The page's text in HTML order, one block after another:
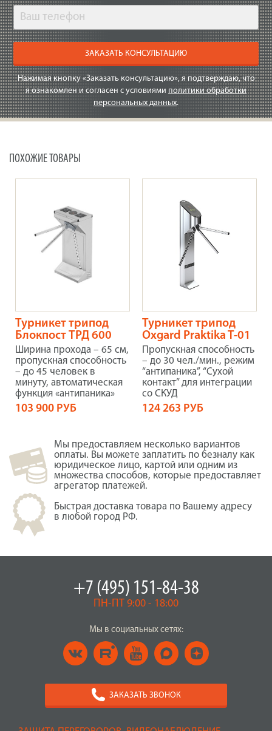
ЗАКАЗАТЬ КОНСУЛЬТАЦИЮ
Нажимая кнопку «Заказать консультацию», я подтверждаю, что
я ознакомлен и согласен с условиями политики обработки
персональных данных.
ПОХОЖИЕ ТОВАРЫ
Турникет трипод
Блокпост ТРД 600
Ширина прохода – 65 см,
пропускная способность
– до 45 человек в
минуту, автоматическая
функция «антипаника»
103 900 РУБ
Турникет трипод
Oxgard Praktika T-01
Пропускная способность
– до 30 чел./мин., режим
“антипаника”, “Сухой
контакт” для интеграции
со СКУД
124 263 РУБ
Мы предоставляем несколько вариантов
оплаты. Вы можете заплатить по безналу как
юридическое лицо, картой или одним из
множества способов, которые предоставляет
агрегатор платежей.
Быстрая доставка товара по Вашему адресу
в любой город РФ.
+7 (495) 151-84-38
ПН-ПТ 9:00 - 18:00
Мы в социальных сетях:
ЗАКАЗАТЬ ЗВОНОК